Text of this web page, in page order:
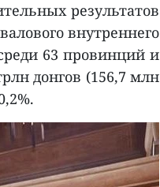
результатов
внутреннего
63 провинций и
донгов (156,7 млн